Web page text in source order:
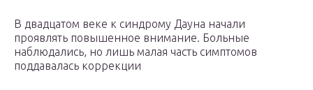
В двадцатом веке к синдрому Дауна начали
проявлять повышенное внимание. Больные
наблюдались, но лишь малая часть симптомов
поддавалась коррекции